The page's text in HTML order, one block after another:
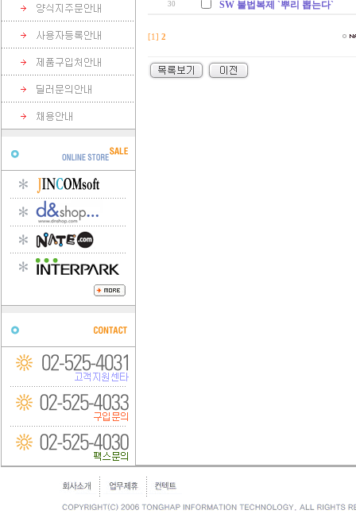
30 SW 불법복제 `뿌리 뽑는다`
[1] 2